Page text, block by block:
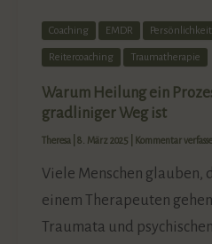
Coaching EMDR
Reitercoaching Traumatherapie
Warum Heilung ein
gradliniger Weg ist
Theresa |8. März 2025 Kommentar
Viele Menschen glauben,
einem Therapeuten
Traumata und